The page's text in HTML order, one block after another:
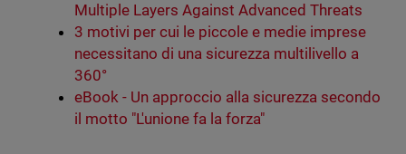
Multiple Layers Against Advanced Threats
3 motivi per cui le piccole e medie imprese
necessitano di una sicurezza multilivello a
360°
eBook - Un approccio alla sicurezza secondo
il motto "L'unione fa la forza"